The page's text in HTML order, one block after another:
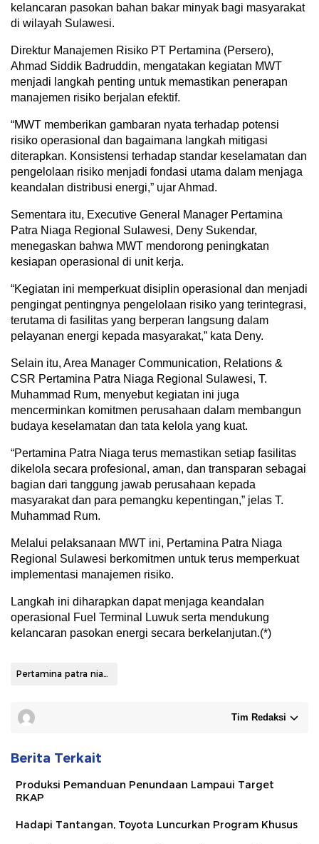
kelancaran pasokan bahan bakar minyak bagi masyarakat
di wilayah Sulawesi.
Direktur Manajemen Risiko PT Pertamina (Persero),
Ahmad Siddik Badruddin, mengatakan kegiatan MWT
menjadi langkah penting untuk memastikan penerapan
manajemen risiko berjalan efektif.
“MWT memberikan gambaran nyata terhadap potensi
risiko operasional dan bagaimana langkah mitigasi
diterapkan. Konsistensi terhadap standar keselamatan dan
pengelolaan risiko menjadi fondasi utama dalam menjaga
keandalan distribusi energi,” ujar Ahmad.
Sementara itu, Executive General Manager Pertamina
Patra Niaga Regional Sulawesi, Deny Sukendar,
menegaskan bahwa MWT mendorong peningkatan
kesiapan operasional di unit kerja.
“Kegiatan ini memperkuat disiplin operasional dan menjadi
pengingat pentingnya pengelolaan risiko yang terintegrasi,
terutama di fasilitas yang berperan langsung dalam
pelayanan energi kepada masyarakat,” kata Deny.
Selain itu, Area Manager Communication, Relations &
CSR Pertamina Patra Niaga Regional Sulawesi, T.
Muhammad Rum, menyebut kegiatan ini juga
mencerminkan komitmen perusahaan dalam membangun
budaya keselamatan dan tata kelola yang kuat.
“Pertamina Patra Niaga terus memastikan setiap fasilitas
dikelola secara profesional, aman, dan transparan sebagai
bagian dari tanggung jawab perusahaan kepada
masyarakat dan para pemangku kepentingan,” jelas T.
Muhammad Rum.
Melalui pelaksanaan MWT ini, Pertamina Patra Niaga
Regional Sulawesi berkomitmen untuk terus memperkuat
implementasi manajemen risiko.
Langkah ini diharapkan dapat menjaga keandalan
operasional Fuel Terminal Luwuk serta mendukung
kelancaran pasokan energi secara berkelanjutan.(*)
Pertamina patra niaga sulawesi
Tim Redaksi
Berita Terkait
Produksi Pemanduan Penundaan Lampaui Target
RKAP
Hadapi Tantangan, Toyota Luncurkan Program Khusus